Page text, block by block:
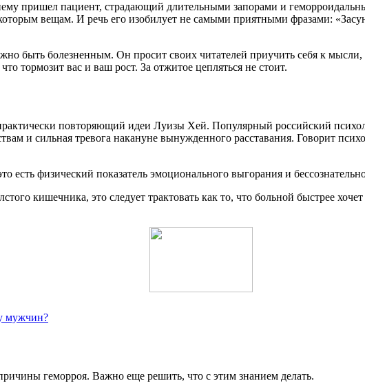
пришел пациент, страдающий длительными запорами и
вещам. И речь его изобилует не самыми приятными фразами:
быть болезненным. Он просит своих читателей приучить себя к мысли,
тормозит вас и ваш рост. За отжитое цепляться не стоит.
повторяющий идеи Луизы Хей. Популярный российский
и сильная тревога накануне вынужденного расставания. Говорит
физический показатель эмоционального выгорания и
кишечника, это следует трактовать как то, что больной быстрее
мужчин?
геморроя. Важно еще решить, что с этим знанием делать.